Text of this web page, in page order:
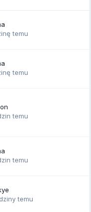
temu
temu
temu
temu
temu